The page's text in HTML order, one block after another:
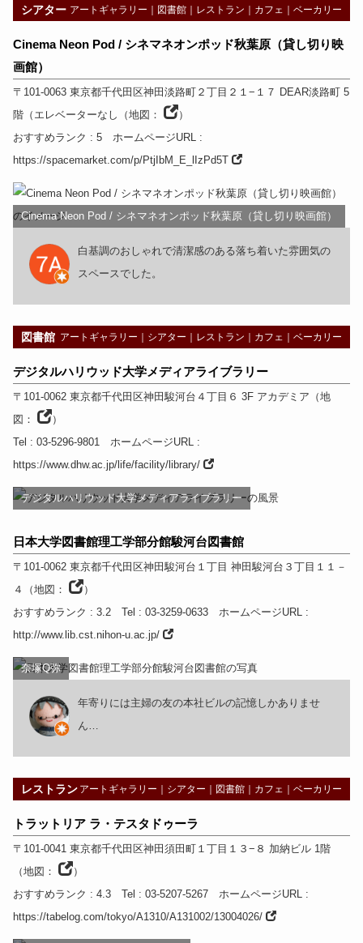
シアター アートギャラリー 図書館 レストラン カフェ ｜ベーカリー
Cinema Neon Pod / シネマネオンポッド秋葉原（貸し切り映
画館）
〒101-0063 東京都千代田区神田淡路町２丁目２１−１７ DEAR淡路町5
階（エレベーターなし
（地図：
）
おすすめランク : 5 ホームページURL:
https://spacemarket.com/p/PtjIbM_E_lIzPd5T
Cinema Neon Pod / シネマネオンポッド秋葉原（貸し切り映画館）
白基調のおしゃれで清潔感のある落ち着いた雰囲気の
スペースでした。
図書館 アートギャラリー シアター レストラン カフェ ｜ベーカリー
デジタルハリウッド大学メディアライブラリー
〒101-0062 東京都千代田区神田駿河台４丁目６ 3F アカデミア （地
図：
）
Tel : 03-5296-9801 ホームページURL:
https://www.dhw.ac.jp/life/facility/library/
デジタルハリウッド大学メディアライブラリー
日本大学図書館理工学部分館駿河台図書館
〒101-0062 東京都千代田区神田駿河台１丁目 神田駿河台３丁目１１－
４
（地図：
）
おすすめランク : 3.2 Tel : 03-3259-0633 ホームページURL:
http://www.lib.cst.nihon-u.ac.jp/
奈塚Q弥
年寄りには主婦の友の本社ビルの記憶しかありませ
ん…
レストラン アートギャラリー シアター 図書館 カフェ ｜ベーカリー
トラットリア ラ・テスタドゥーラ
〒101-0041 東京都千代田区神田須田町１丁目１３−８ 加納ビル 1階
（地図：
）
おすすめランク : 4.3 Tel : 03-5207-5267 ホームページURL:
https://tabelog.com/tokyo/A1310/A131002/13004026/